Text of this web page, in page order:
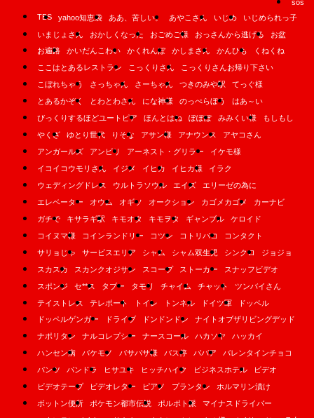
sos
TBS
yahoo知恵袋 ああ、苦しい。 あやこさん いじめ
いじめられっ子
いまじょさん
おかしくなった おごめご様 おっさんから逃げる
お盆
お遍路
かいだんこわい かくれんぼ かしまさん かんひも
くねくね
ここはとあるレストラン
こっくりさん
こっくりさんお帰り下さい
こぼれちゃう
さっちゃん さーちゃん つきのみや駅
てっぐ様
とあるかぞく
とわとわさん にな神様 のっぺらぼう
はあ～い
びっくりするほどユートピア
ほんとはね ぽぽぽ みみくい様
もしもし
やくざ
ゆとり世代 りそな アサン様 アナウンス
アヤコさん
アンガールズ
アンビリ アーネスト・グリラー
イケモ様
イコイコウモリさん
イジメ イヒカ イヒカ様
イラク
ウェディングドレス
ウルトラソウル エイズ
エリーゼの為に
エレベーター
オウム オギソ オークション カゴメカゴメ
カーナビ
ガチで
キサラギ駅 キモオタ キモヲタ ギャンブル
ケロイド
コイヌマ様
コインランドリー コツン コトリバコ
コンタクト
サリョじゃ
サービスエリア シャム シャム双生児 シンクロ
ジョジョ
スカスカ
スカンクオジサン スコープ ストーカー
スナッフビデオ
スポンジ
セ**ス タブー タモリ チャイム チャット
ツンバイさん
テイストレス
テレポート トイレ トンネル ドイツ軍
ドッペル
ドッペルゲンガー
ドライブ ドンドンドン
ナイトオブザリビングデッド
ナポリタン
ナルコレプシー ナースコール ハカソヤ
ハッカイ
ハンセン病
バケモノ バサバサ様 バス停 ババア
バレンタインチョコ
パンツ
パンドラ ヒサユキ ヒッチハイク ビジネスホテル
ビデオ
ビデオテープ
ビデオレター ピアノ プランタン
ホルマリン漬け
ボットン便所
ポケモン都市伝説 ポルポト派
マイナスドライバー